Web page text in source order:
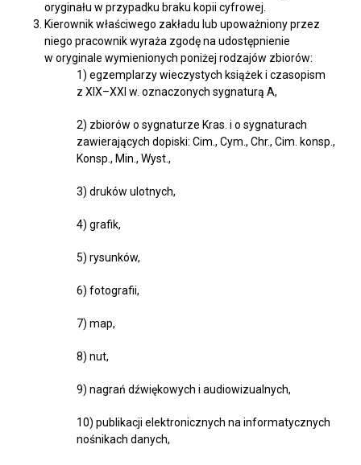
oryginału w przypadku braku kopii cyfrowej.
Kierownik właściwego zakładu lub upoważniony przez
niego pracownik wyraża zgodę na udostępnienie
w oryginale wymienionych poniżej rodzajów zbiorów:
1) egzemplarzy wieczystych książek i czasopism
z XIX–XXI w. oznaczonych sygnaturą A,
2) zbiorów o sygnaturze Kras. i o sygnaturach
zawierających dopiski: Cim., Cym., Chr., Cim. konsp.,
Konsp., Min., Wyst.,
3) druków ulotnych,
4) grafik,
5) rysunków,
6) fotografii,
7) map,
8) nut,
9) nagrań dźwiękowych i audiowizualnych,
10) publikacji elektronicznych na informatycznych
nośnikach danych,